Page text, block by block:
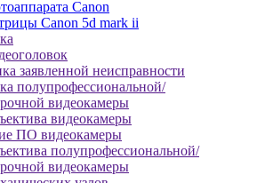
Canon
Canon 5d mark ii
заявленной неисправности
полупрофессиональной/
видеокамеры
видеокамеры
ПО видеокамеры
полупрофессиональной/
видеокамеры